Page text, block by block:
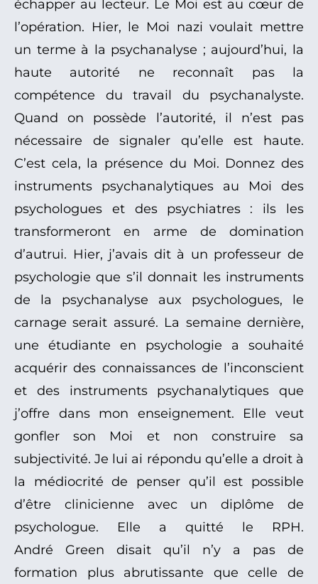
échapper au lecteur. Le Moi est au cœur de
l’opération. Hier, le Moi nazi voulait mettre
un terme à la psychanalyse ; aujourd’hui, la
haute autorité ne reconnaît pas la
compétence du travail du psychanalyste.
Quand on possède l’autorité, il n’est pas
nécessaire de signaler qu’elle est haute.
C’est cela, la présence du Moi. Donnez des
instruments psychanalytiques au Moi des
psychologues et des psychiatres : ils les
transformeront en arme de domination
d’autrui. Hier, j’avais dit à un professeur de
psychologie que s’il donnait les instruments
de la psychanalyse aux psychologues, le
carnage serait assuré. La semaine dernière,
une étudiante en psychologie a souhaité
acquérir des connaissances de l’inconscient
et des instruments psychanalytiques que
j’offre dans mon enseignement. Elle veut
gonfler son Moi et non construire sa
subjectivité. Je lui ai répondu qu’elle a droit à
la médiocrité de penser qu’il est possible
d’être clinicienne avec un diplôme de
psychologue. Elle a quitté le RPH.
André Green disait qu’il n’y a pas de
formation plus abrutissante que celle de